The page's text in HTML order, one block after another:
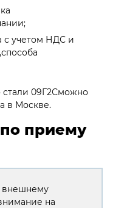
с учетом НДС и
стали 09Г2Сможно
в Москве.
приему
внешнему
на